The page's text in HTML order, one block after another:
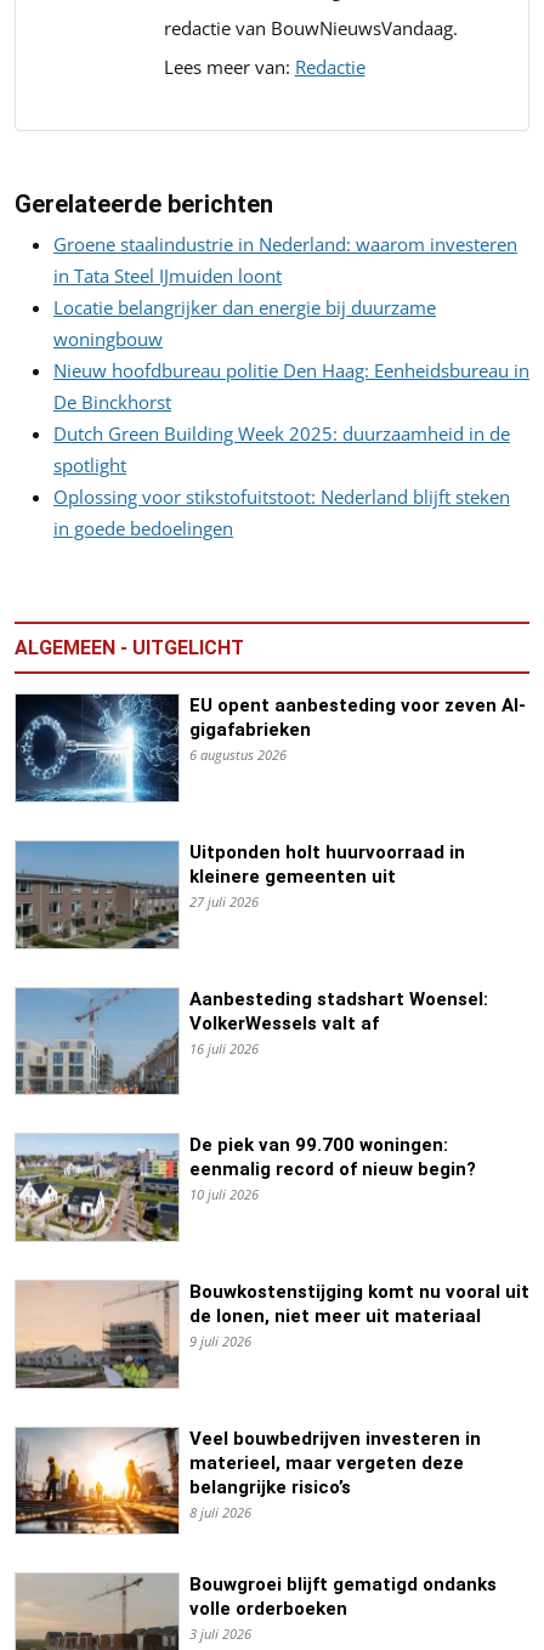
redactie van BouwNieuwsVandaag.
Lees meer van: Redactie
Gerelateerde berichten
Groene staalindustrie in Nederland: waarom investeren
in Tata Steel IJmuiden loont
Locatie belangrijker dan energie bij duurzame
woningbouw
Nieuw hoofdbureau politie Den Haag: Eenheidsbureau in
De Binckhorst
Dutch Green Building Week 2025: duurzaamheid in de
spotlight
Oplossing voor stikstofuitstoot: Nederland blijft steken
in goede bedoelingen
ALGEMEEN - UITGELICHT
EU opent aanbesteding voor zeven AI-
gigafabrieken
6 augustus 2026
Uitponden holt huurvoorraad in
kleinere gemeenten uit
27 juli 2026
Aanbesteding stadshart Woensel:
VolkerWessels valt af
16 juli 2026
De piek van 99.700 woningen:
eenmalig record of nieuw begin?
10 juli 2026
Bouwkostenstijging komt nu vooral uit
de lonen, niet meer uit materiaal
9 juli 2026
Veel bouwbedrijven investeren in
materieel, maar vergeten deze
belangrijke risico’s
8 juli 2026
Bouwgroei blijft gematigd ondanks
volle orderboeken
3 juli 2026